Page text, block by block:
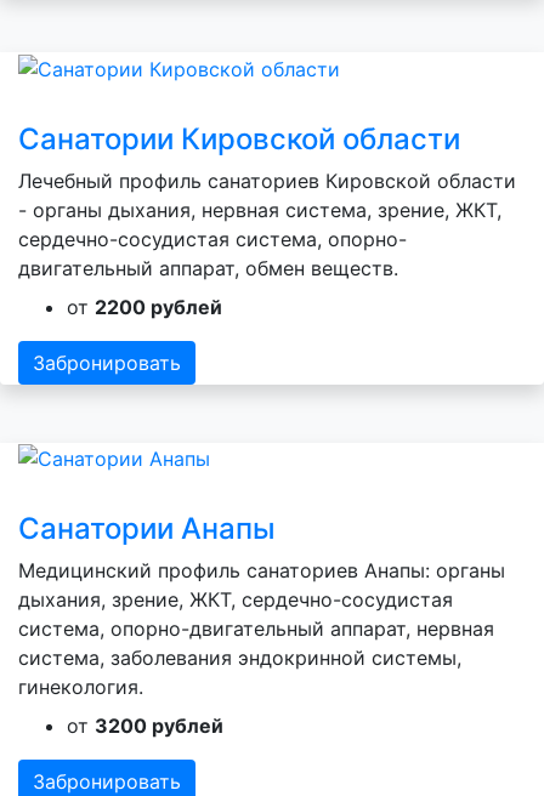
Санатории Кировской области
Лечебный профиль санаториев Кировской области
- органы дыхания, нервная система, зрение, ЖКТ,
сердечно-сосудистая система, опорно-
двигательный аппарат, обмен веществ.
от 2200 рублей
Забронировать
Санатории Анапы
Медицинский профиль санаториев Анапы: органы
дыхания, зрение, ЖКТ, сердечно-сосудистая
система, опорно-двигательный аппарат, нервная
система, заболевания эндокринной системы,
гинекология.
от 3200 рублей
Забронировать